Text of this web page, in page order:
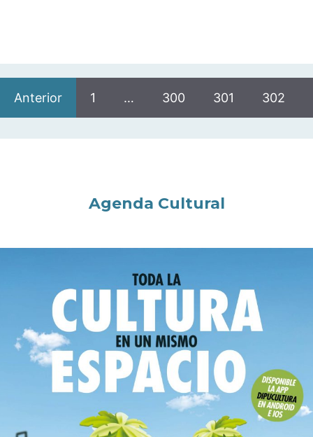
Anterior 1 … 300 301 302
Agenda Cultural